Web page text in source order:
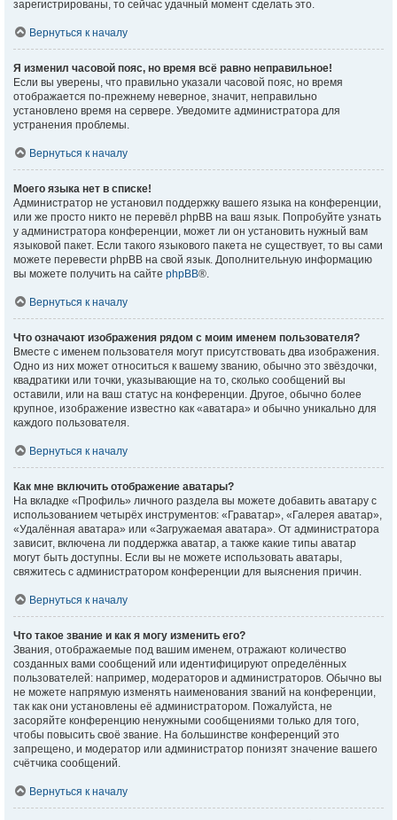
зарегистрированы, то сейчас удачный момент сделать это.
Вернуться к началу
Я изменил часовой пояс, но время всё равно неправильное!
Если вы уверены, что правильно указали часовой пояс, но время
отображается по-прежнему неверное, значит, неправильно
установлено время на сервере. Уведомите администратора для
устранения проблемы.
Вернуться к началу
Моего языка нет в списке!
Администратор не установил поддержку вашего языка на конференции,
или же просто никто не перевёл phpBB на ваш язык. Попробуйте узнать
у администратора конференции, может ли он установить нужный вам
языковой пакет. Если такого языкового пакета не существует, то вы сами
можете перевести phpBB на свой язык. Дополнительную информацию
вы можете получить на сайте phpBB®.
Вернуться к началу
Что означают изображения рядом с моим именем пользователя?
Вместе с именем пользователя могут присутствовать два изображения.
Одно из них может относиться к вашему званию, обычно это звёздочки,
квадратики или точки, указывающие на то, сколько сообщений вы
оставили, или на ваш статус на конференции. Другое, обычно более
крупное, изображение известно как «аватара» и обычно уникально для
каждого пользователя.
Вернуться к началу
Как мне включить отображение аватары?
На вкладке «Профиль» личного раздела вы можете добавить аватару с
использованием четырёх инструментов: «Граватар», «Галерея аватар»,
«Удалённая аватара» или «Загружаемая аватара». От администратора
зависит, включена ли поддержка аватар, а также какие типы аватар
могут быть доступны. Если вы не можете использовать аватары,
свяжитесь с администратором конференции для выяснения причин.
Вернуться к началу
Что такое звание и как я могу изменить его?
Звания, отображаемые под вашим именем, отражают количество
созданных вами сообщений или идентифицируют определённых
пользователей: например, модераторов и администраторов. Обычно вы
не можете напрямую изменять наименования званий на конференции,
так как они установлены её администратором. Пожалуйста, не
засоряйте конференцию ненужными сообщениями только для того,
чтобы повысить своё звание. На большинстве конференций это
запрещено, и модератор или администратор понизят значение вашего
счётчика сообщений.
Вернуться к началу